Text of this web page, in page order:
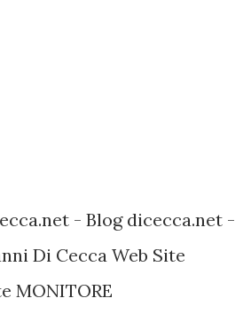
- Blog dicecca.net -
Di Cecca Web Site
MONITORE